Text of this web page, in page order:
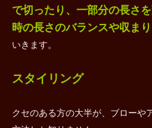
で切ったり、一部分の長さ
時の長さのバランスや収ま
いきます。
スタイリング
クセのある方の大半が、ブローや